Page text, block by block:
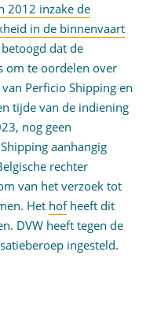
2012 inzake de
in de binnenvaart
dat de
om te oordelen over
Perficio Shipping en
tijde van de indiening
nog geen
aanhangig
rechter
van het verzoek tot
Het hofheeft dit
DVW heeft tegen de
ingesteld.